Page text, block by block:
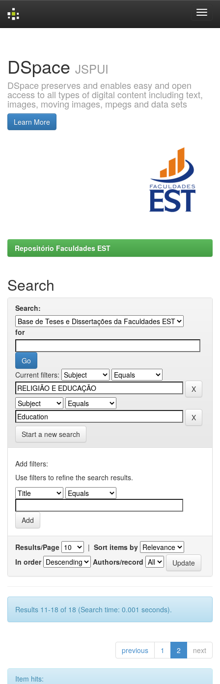
DSpace JSPUI
DSpace preserves and enables easy and open
access to all types of digital content including text,
images, moving images, mpegs and data sets
Learn More
Repositório Faculdades EST
Search
Search:
for
Current filters:
Start a new search
Add filters:
Use filters to refine the search results.
Results/Page | Sort items by
In order
Authors/record
Results 11-18 of 18 (Search time: 0.001 seconds).
previous 1 2 next
Item hits: